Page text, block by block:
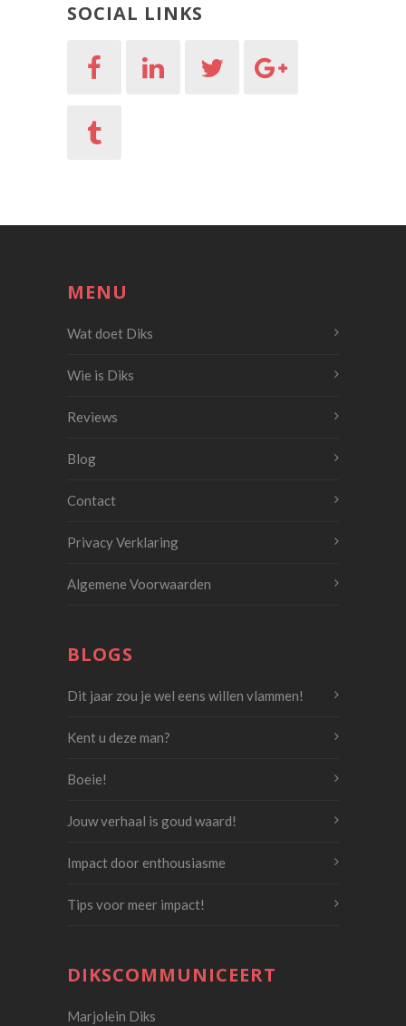
SOCIAL LINKS
MENU
Wat doet Diks
Wie is Diks
Reviews
Blog
Contact
Privacy Verklaring
Algemene Voorwaarden
BLOGS
Dit jaar zou je wel eens willen vlammen!
Kent u deze man?
Boeie!
Jouw verhaal is goud waard!
Impact door enthousiasme
Tips voor meer impact!
DIKSCOMMUNICEERT
Marjolein Diks